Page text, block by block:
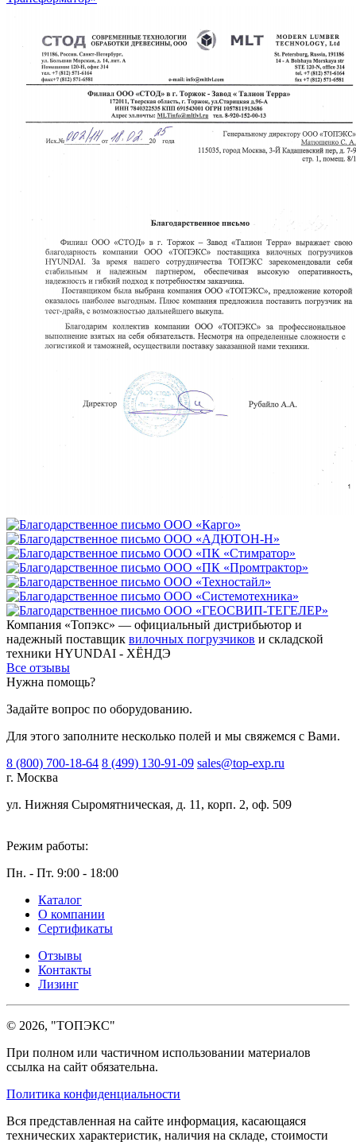
Компания «Топэкс» — официальный дистрибьютор и
надежный поставщик вилочных погрузчиков и складской
техники HYUNDAI - ХЁНДЭ
Все отзывы
Нужна помощь?
Задайте вопрос по оборудованию.
Для этого заполните несколько полей и мы свяжемся с Вами.
8 (800) 700-18-64 8 (499) 130-91-09 sales@top-exp.ru
г. Москва
ул. Нижняя Сыромятническая, д. 11, корп. 2, оф. 509
Режим работы:
Пн. - Пт. 9:00 - 18:00
Каталог
О компании
Сертификаты
Отзывы
Контакты
Лизинг
© 2026, "ТОПЭКС"
При полном или частичном использовании материалов
ссылка на сайт обязательна.
Политика конфиденциальности
Вся представленная на сайте информация, касающаяся
технических характеристик, наличия на складе, стоимости